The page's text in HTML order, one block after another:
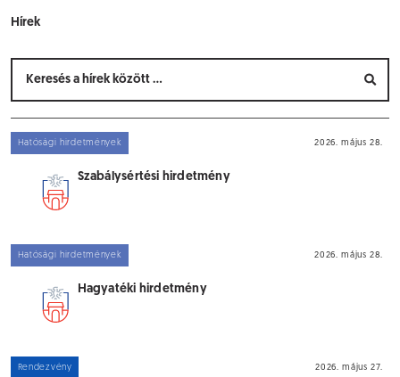
Hírek
Hatósági hirdetmények 2026. május 28.
Szabálysértési hirdetmény
Hatósági hirdetmények 2026. május 28.
Hagyatéki hirdetmény
Rendezvény 2026. május 27.